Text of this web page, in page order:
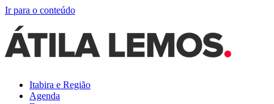
Ir para o conteúdo
Itabira e Região
Agenda